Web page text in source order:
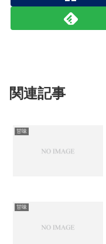
関連記事
甘味
甘味